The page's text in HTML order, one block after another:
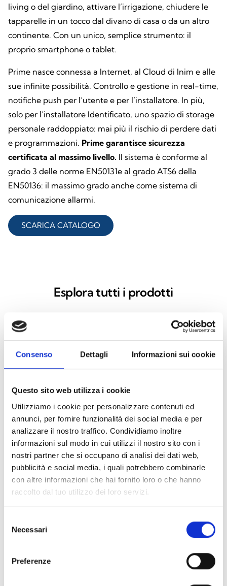
Consenso Dettagli Informazioni sui cookie
Questo sito web utilizza i cookie
Utilizziamo i cookie per personalizzare contenuti ed
annunci, per fornire funzionalità dei social media e per
analizzare il nostro traffico. Condividiamo inoltre
informazioni sul modo in cui utilizzi il nostro sito con i
nostri partner che si occupano di analisi dei dati web,
pubblicità e social media, i quali potrebbero combinarle
con altre informazioni che hai fornito loro o che hanno
raccolto dal tuo utilizzo dei loro servizi.
delNecessari
Preferenze
living o del giardino, attivare l’irrigazione, chiudere le
tapparelle in un tocco dal divano di casa o da un altro
continente. Con un unico, semplice strumento: il
proprio smartphone o tablet.
Prime nasce connessa a Internet, al Cloud di Inim e alle
sue infinite possibilità. Controllo e gestione in real-time,
notifiche push per l’utente e per l’installatore. In più,
solo per l’installatore Identificato, uno spazio di storage
personale raddoppiato: mai più il rischio di perdere dati
e programmazioni. Prime garantisce sicurezza
certificata al massimo livello. Il sistema è conforme al
grado 3 delle norme EN50131e al grado ATS6 della
EN50136: il massimo grado anche come sistema di
comunicazione allarmi.
SCARICA CATALOGO
Esplora tutti i prodotti
Centrale Prime
PrimeLAN
PrimeWiFi